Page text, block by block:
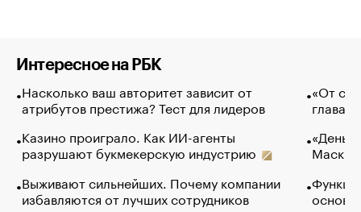
Интересное на РБК
Насколько ваш авторитет зависит от
атрибутов престижа? Тест для лидеров
Казино проиграло. Как ИИ-агенты
разрушают букмекерскую индустрию
Выживают сильнейших. Почему компании
избавляются от лучших сотрудников
«От
глава
Маск в
основ